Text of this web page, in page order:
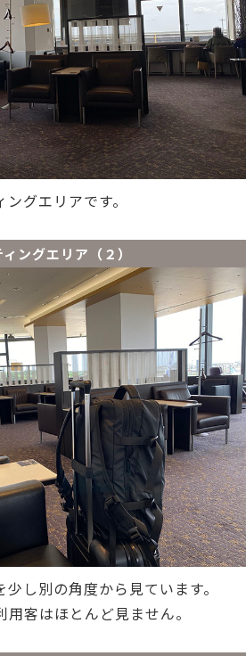
グエリアです。
ングエリア（２）
し別の角度から見ています。
客はほとんど見ません。